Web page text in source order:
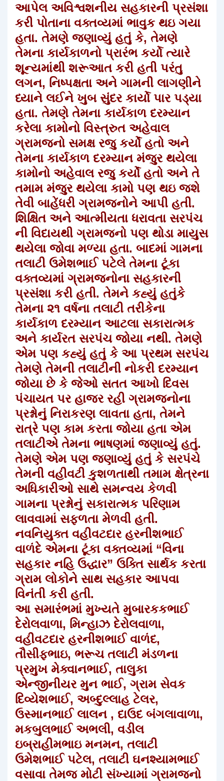
આપેલ અવિશ્વશનીય સહકારની પ્રસંશા
કરી પોતાના વક્તવ્યમાં ભાવુક થઇ ગયા
હતા. તેમણે જણાવ્યું હતું કે, તેમણે
તેમના કાર્યકાળનો પ્રારંભ કર્યો ત્યારે
શૂન્યમાંથી શરૂઆત કરી હતી પરંતુ
લગન, નિષ્પક્ષતા અને ગામની લાગણીને
ધ્યાને લઈને ખુબ સુંદર કાર્યો પાર પડ્યા
હતા. તેમણે તેમના કાર્યકાળ દરમ્યાન
કરેલા કામોનો વિસ્ત્રુત અહેવાલ
ગ્રામજનો સમક્ષ રજુ કર્યોં હતો અને
તેમના કાર્યકાળ દરમ્યાન મંજુર થયેલા
કામોનો અહેવાલ રજુ કર્યોં હતો અને તે
તમામ મંજુર થયેલા કામો પણ થઇ જશે
તેવી બાહેંધરી ગ્રામજનોને આપી હતી.
શિક્ષિત અને આત્મીયતા ધરાવતા સરપંચ
ની વિદાયથી ગ્રામજનો પણ થોડા માયુસ
થયેલા જોવા મળ્યા હતા. બાદમાં ગામના
તલાટી ઉમેશભાઈ પટેલે તેમના ટૂંકા
વક્તવ્યમાં ગ્રામજનોના સહકારની
પ્રસંશા કરી હતી. તેમને કહ્યું હતુંકે
તેમના ૨૧ વર્ષના તલાટી તરીકેના
કાર્યકાળ દરમ્યાન આટલા સકારાત્મક
અને કાર્યરત સરપંચ જોયા નથી. તેમણે
એમ પણ કહ્યું હતું કે આ પ્રથમ સરપંચ
તેમણે તેમની તલાટીની નોકરી દરમ્યાન
જોયા છે કે જેઓ સતત આખો દિવસ
પંચાયત પર હાજર રહી ગ્રામજનોના
પ્રશ્નોનું નિરાકરણ લાવતા હતા, તેમને
રાત્રે પણ કામ કરતા જોયા હતા એમ
તલાટીએ તેમના ભાષણમાં જણાવ્યું હતું.
તેમણે એમ પણ જણાવ્યું હતું કે સરપંચે
તેમની વહીવટી કુશળતાથી તમામ ક્ષેત્રના
અધિકારીઓ સાથે સમન્વય કેળવી
ગામના પ્રશ્નોનું સકારાત્મક પરિણામ
લાવવામાં સફળતા મેળવી હતી.
નવનિયુક્ત વહીવટદાર હરનીશભાઈ
વાળંદે એમના ટૂંકા વક્તવ્યમાં “વિના
સહકાર નહિ ઉદ્ધાર” ઉક્તિ સાર્થક કરતા
ગ્રામ લોકોને સાથ સહકાર આપવા
વિનંતી કરી હતી.
આ સમારંભમાં મુખ્યતે મુબારકકભાઈ
દેરોલવાળા, મિન્હાઝ દેરોલવાળા,
વહીવટદાર હરનીશભાઈ વાળંદ,
તૌસીફભાઇ, ભરૂચ તલાટી મંડળના
પ્રમુખ મેક્વાનભાઈ, તાલુકા
એન્જીનીયર મુન ભાઈ, ગ્રામ સેવક
દિવ્યેશભાઈ, અબ્દુલ્લાહ ટેલર,
ઉસ્માનભાઈ લાલન , દાઉદ બંગલાવાળા,
મકબુલભાઈ અભલી, વડીલ
ઇબ્રાહીમભાઇ મનમન, તલાટી
ઉમેશભાઈ પટેલ, તલાટી ઘનશ્યામભાઈ
વસાવા તેમજ મોટી સંખ્યામાં ગ્રામજનો